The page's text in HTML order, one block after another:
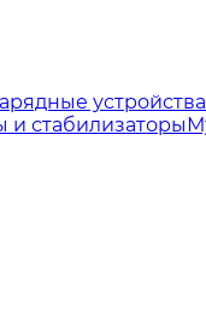
устройства
стабилизаторы